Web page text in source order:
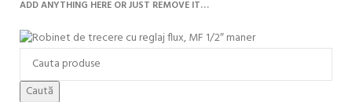
ADD ANYTHING HERE OR JUST REMOVE IT…
Caută